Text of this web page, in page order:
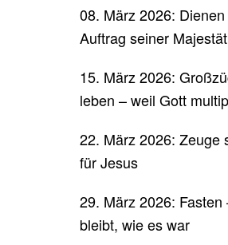
08. März 2026:
Auftrag seiner Majestät
15. März 2026:
leben – weil Gott
22. März 2026: Zeuge
für Jesus
29. März 2026: Fasten
bleibt, wie es war